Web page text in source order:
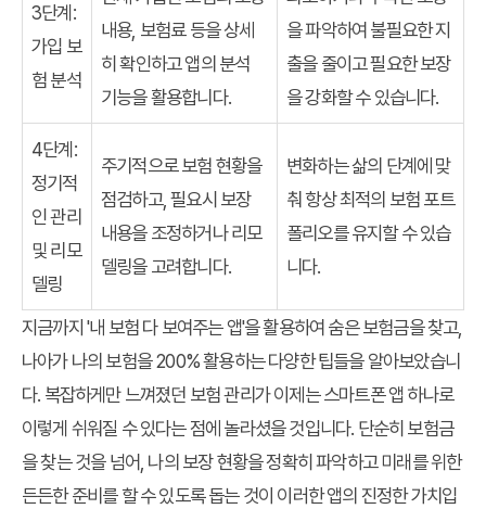
3단계:
가입 보
험 분석
내용, 보험료 등을 상세
히 확인하고 앱의 분석
기능을 활용합니다.
을 파악하여 불필요한 지
출을 줄이고 필요한 보장
을 강화할 수 있습니다.
4단계:
정기적
인 관리
및 리모
델링
주기적으로 보험 현황을
점검하고, 필요시 보장
내용을 조정하거나 리모
델링을 고려합니다.
변화하는 삶의 단계에 맞
춰 항상 최적의 보험 포트
폴리오를 유지할 수 있습
니다.
지금까지 '내 보험 다 보여주는 앱'을 활용하여 숨은 보험금을 찾고,
나아가 나의 보험을 200% 활용하는 다양한 팁들을 알아보았습니
다. 복잡하게만 느껴졌던 보험 관리가 이제는 스마트폰 앱 하나로
이렇게 쉬워질 수 있다는 점에 놀라셨을 것입니다. 단순히 보험금
을 찾는 것을 넘어, 나의 보장 현황을 정확히 파악하고 미래를 위한
든든한 준비를 할 수 있도록 돕는 것이 이러한 앱의 진정한 가치입